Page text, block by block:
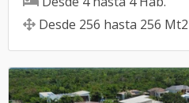
Desde 256 hasta 256 Mt2